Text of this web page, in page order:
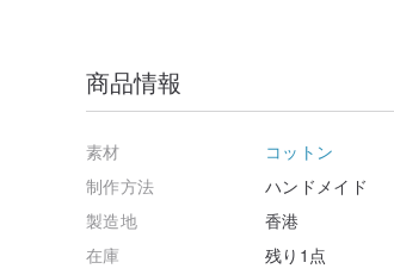
商品情報
素材
コットン
制作方法
ハンドメイド
製造地
香港
在庫
残り1点